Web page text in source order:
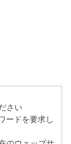
さい
ードを要求し